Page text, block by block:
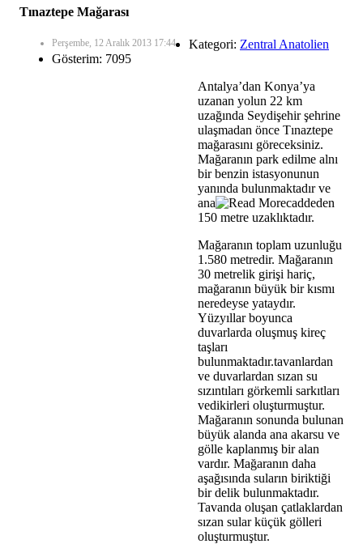
Tınaztepe Mağarası
Perşembe, 12 Aralık 2013 17:44 Kategori: Zentral Anatolien
Gösterim: 7095
Antalya’dan Konya’ya
uzanan yolun 22 km
uzağında Seydişehir şehrine
ulaşmadan önce Tınaztepe
mağarasını göreceksiniz.
Mağaranın park edilme alnı
bir benzin istasyonunun
yanında bulunmaktadır ve
ana
caddeden
150 metre uzaklıktadır.
Mağaranın toplam uzunluğu
1.580 metredir. Mağaranın
30 metrelik girişi hariç,
mağaranın büyük bir kısmı
neredeyse yataydır.
Yüzyıllar boyunca
duvarlarda oluşmuş kireç
taşları
bulunmaktadır.tavanlardan
ve duvarlardan sızan su
sızıntıları görkemli sarkıtları
vedikirleri oluşturmuştur.
Mağaranın sonunda bulunan
büyük alanda ana akarsu ve
gölle kaplanmış bir alan
vardır. Mağaranın daha
aşağısında suların biriktiği
bir delik bulunmaktadır.
Tavanda oluşan çatlaklardan
sızan sular küçük gölleri
oluşturmuştur.